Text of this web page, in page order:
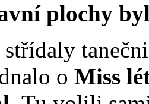
plochy
o Miss